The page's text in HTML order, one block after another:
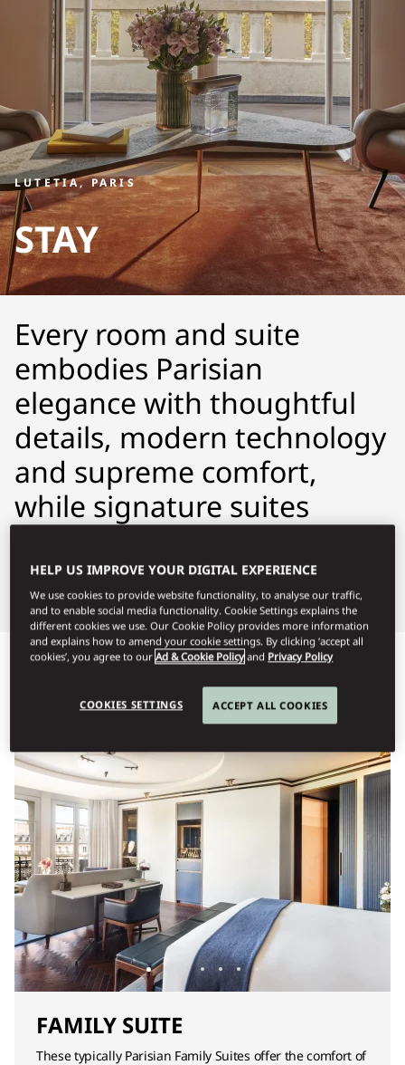
LUTETIA, PARIS
STAY
Every room and suite
embodies Parisian
elegance with thoughtful
details, modern technology
and supreme comfort,
while signature suites
luxury.
Σουίτες Δωμάτια με
FAMILY SUITE
These typically Parisian Family Suites offer the comfort of
HELP US IMPROVE YOUR DIGITAL EXPERIENCE
We use cookies to provide website functionality, to analyse our traffic,
and to enable social media functionality. Cookie Settings explains the
different cookies we use. Our Cookie Policy provides more information
and explains how to amend your cookie settings. By clicking ‘accept all
cookies’, you agree to ourAd & Cookie Policy and Privacy Policy
COOKIES SETTINGS ACCEPT ALL COOKIES